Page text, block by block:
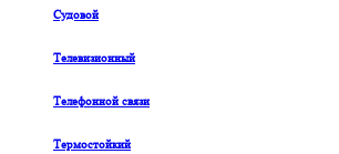
Судовой
Телевизионный
Телефонной связи
Термостойкий